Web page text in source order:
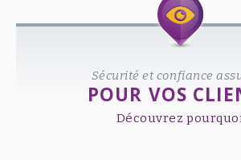
Sécurité et confiance
POUR VOS
Découvrez